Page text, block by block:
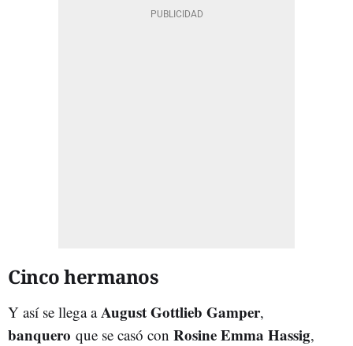
Cinco hermanos
Y así se llega aAugust Gottlieb Gamper,
banquero que se casó con Rosine Emma Hassig,